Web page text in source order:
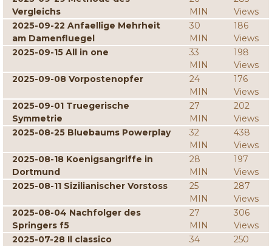
Vergleichs
MIN
Views
2025-09-22 Anfaellige Mehrheit
am Damenfluegel
30
MIN
186
Views
2025-09-15 All in one
33
MIN
198
Views
2025-09-08 Vorpostenopfer
24
MIN
176
Views
2025-09-01 Truegerische
Symmetrie
27
MIN
202
Views
2025-08-25 Bluebaums Powerplay
32
MIN
438
Views
2025-08-18 Koenigsangriffe in
Dortmund
28
MIN
197
Views
2025-08-11 Sizilianischer Vorstoss
25
MIN
287
Views
2025-08-04 Nachfolger des
Springers f5
27
MIN
306
Views
2025-07-28 Il classico
34
250